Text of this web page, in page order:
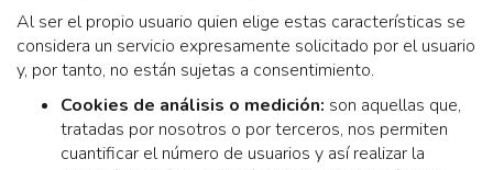
Al ser el propio usuario quien elige estas características se
considera un servicio expresamente solicitado por el usuario
y, por tanto, no están sujetas a consentimiento.
Cookies de análisis o medición: son aquellas que,
tratadas por nosotros o por terceros, nos permiten
cuantificar el número de usuarios y así realizar la